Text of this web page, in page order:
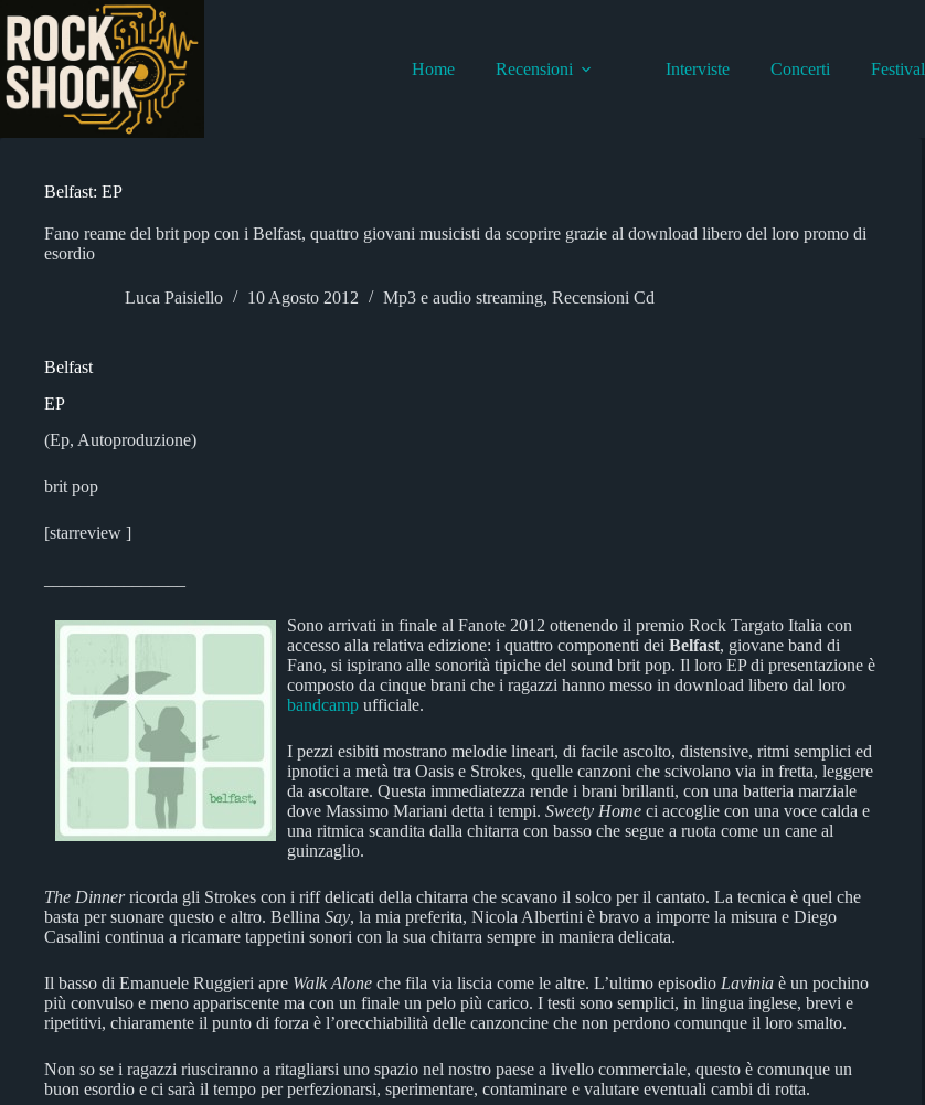
contenuto
Home
Recensioni Interviste Concerti Festival
Belfast: EP
Fano reame del brit pop con i Belfast, quattro giovani musicisti da scoprire grazie al download libero del loro promo di
esordio
Luca Paisiello 10 Agosto 2012 Mp3 e audio streaming, Recensioni Cd
Belfast
EP
(Ep, Autoproduzione)
brit pop
[starreview ]
Sono arrivati in finale al Fanote 2012 ottenendo il premio Rock Targato Italia con
accesso alla relativa edizione: i quattro componenti dei Belfast, giovane band di
Fano, si ispirano alle sonorità tipiche del sound brit pop. Il loro EP di presentazione è
composto da cinque brani che i ragazzi hanno messo in download libero dal loro
bandcamp ufficiale.
I pezzi esibiti mostrano melodie lineari, di facile ascolto, distensive, ritmi semplici ed
ipnotici a metà tra Oasis e Strokes, quelle canzoni che scivolano via in fretta, leggere
da ascoltare. Questa immediatezza rende i brani brillanti, con una batteria marziale
dove Massimo Mariani detta i tempi. Sweety Home ci accoglie con una voce calda e
una ritmica scandita dalla chitarra con basso che segue a ruota come un cane al
guinzaglio.
The Dinnerricorda gli Strokes con i riff delicati della chitarra che scavano il solco per il cantato. La tecnica è quel che
basta per suonare questo e altro. Bellina Say, la mia preferita, Nicola Albertini è bravo a imporre la misura e Diego
Casalini continua a ricamare tappetini sonori con la sua chitarra sempre in maniera delicata.
Il basso di Emanuele Ruggieri apre Walk Alone che fila via liscia come le altre. L’ultimo episodio Lavinia è un pochino
più convulso e meno appariscente ma con un finale un pelo più carico. I testi sono semplici, in lingua inglese, brevi e
ripetitivi, chiaramente il punto di forza è l’orecchiabilità delle canzoncine che non perdono comunque il loro smalto.
Non so se i ragazzi riusciranno a ritagliarsi uno spazio nel nostro paese a livello commerciale, questo è comunque un
buon esordio e ci sarà il tempo per perfezionarsi, sperimentare, contaminare e valutare eventuali cambi di rotta.